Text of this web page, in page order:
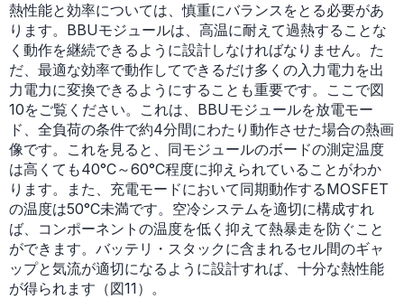
熱性能と効率については、慎重にバランスをとる必要があ
ります。BBUモジュールは、高温に耐えて過熱することな
く動作を継続できるように設計しなければなりません。た
だ、最適な効率で動作してできるだけ多くの入力電力を出
力電力に変換できるようにすることも重要です。ここで図
10をご覧ください。これは、BBUモジュールを放電モー
ド、全負荷の条件で約4分間にわたり動作させた場合の熱画
像です。これを見ると、同モジュールのボードの測定温度
は高くても40°C～60°C程度に抑えられていることがわか
ります。また、充電モードにおいて同期動作するMOSFET
の温度は50°C未満です。空冷システムを適切に構成すれ
ば、コンポーネントの温度を低く抑えて熱暴走を防ぐこと
ができます。バッテリ・スタックに含まれるセル間のギャ
ップと気流が適切になるように設計すれば、十分な熱性能
が得られます（図11）。